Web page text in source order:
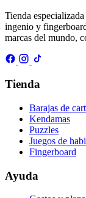
Tienda
ingenio y
marcas del mundo,
Tienda
Barajas de
Kendamas
Puzzles
Juegos de
Fingerboard
Ayuda